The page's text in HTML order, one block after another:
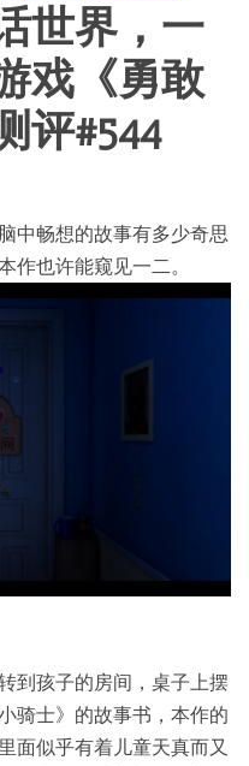
世界，一
戏《勇敢
评#544
中畅想的故事有多少奇思
作也许能窥见一二。
到孩子的房间，桌子上摆
骑士》的故事书，本作的
面似乎有着儿童天真而又